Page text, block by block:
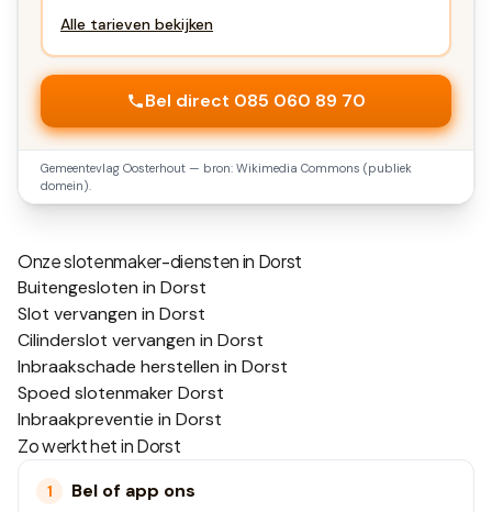
Alle tarieven bekijken
Bel direct 085 060 89 70
Gemeentevlag Oosterhout — bron: Wikimedia Commons (publiek
domein).
Onze slotenmaker-diensten in Dorst
Buitengesloten in Dorst
Slot vervangen in Dorst
Cilinderslot vervangen in Dorst
Inbraakschade herstellen in Dorst
Spoed slotenmaker Dorst
Inbraakpreventie in Dorst
Zo werkt het inDorst
1 Bel of app ons